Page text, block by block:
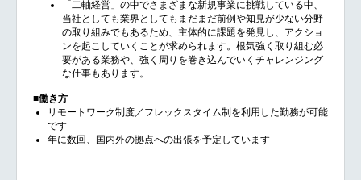
「二軸経営」の中でさまざまな新規事業に挑戦している中、
当社としても業界としてもまだまだ前例や知見が少ない分野
の取り組みでもあるため、主体的に課題を発見し、アクショ
ンを起こしていくことが求められます。根気強く取り組む必
要がある業務や、強く周りを巻き込んでいくチャレンジング
な仕事もあります。
■働き方
リモートワーク制度／フレックスタイム制を利用した勤務が可能
です
年に数回、国内外の拠点への出張を予定しています